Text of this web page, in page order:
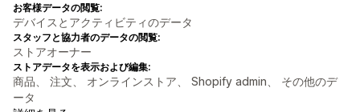
お客様データの閲覧:
デバイスとアクティビティのデータ
スタッフと協力者のデータの閲覧:
ストアオーナー
ストアデータを表示および編集:
商品、 注文、 オンラインストア、 Shopify admin、 その他のデ
ータ